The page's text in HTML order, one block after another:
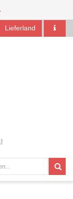
Lieferland